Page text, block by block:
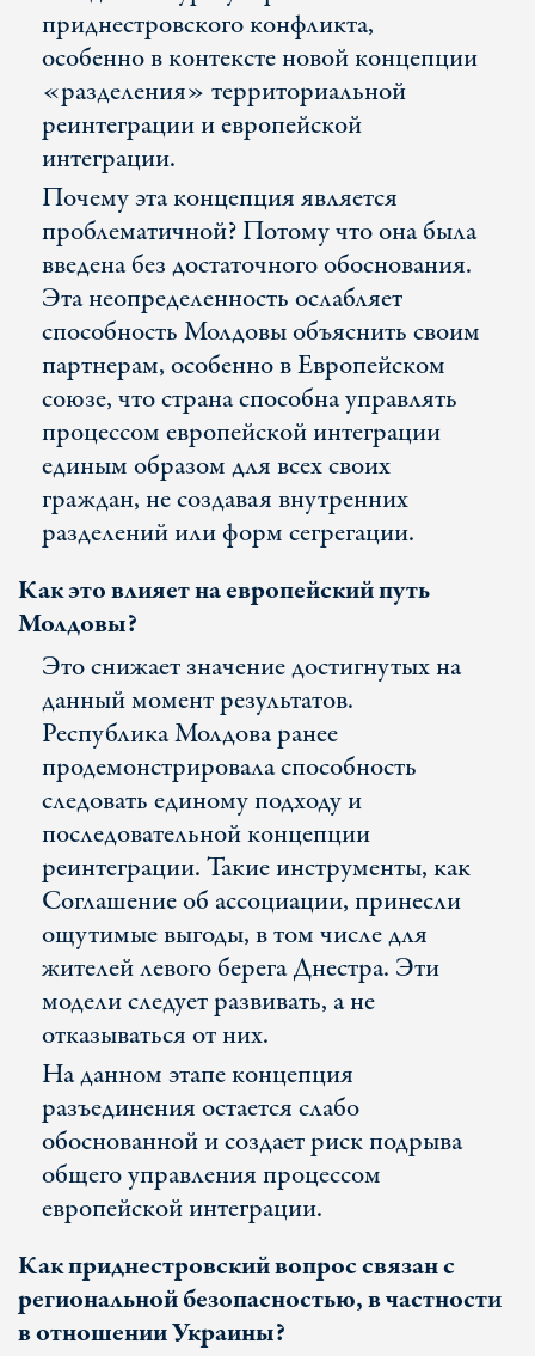
приднестровского конфликта,
особенно в контексте новой концепции
«разделения» территориальной
реинтеграции и европейской
интеграции.
Почему эта концепция является
проблематичной? Потому что она была
введена без достаточного обоснования.
Эта неопределенность ослабляет
способность Молдовы объяснить своим
партнерам, особенно в Европейском
союзе, что страна способна управлять
процессом европейской интеграции
единым образом для всех своих
граждан, не создавая внутренних
разделений или форм сегрегации.
Как это влияет на европейский путь
Молдовы?
Это снижает значение достигнутых на
данный момент результатов.
Республика Молдова ранее
продемонстрировала способность
следовать единому подходу и
последовательной концепции
реинтеграции. Такие инструменты, как
Соглашение об ассоциации, принесли
ощутимые выгоды, в том числе для
жителей левого берега Днестра. Эти
модели следует развивать, а не
отказываться от них.
На данном этапе концепция
разъединения остается слабо
обоснованной и создает риск подрыва
общего управления процессом
европейской интеграции.
Как приднестровский вопрос связан с
региональной безопасностью, в частности
в отношении Украины?